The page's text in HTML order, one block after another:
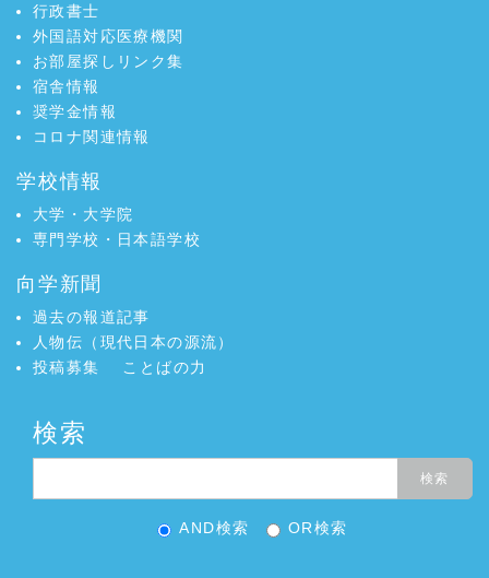
行政書士
外国語対応医療機関
お部屋探しリンク集
宿舎情報
奨学金情報
コロナ関連情報
学校情報
大学・大学院
専門学校・日本語学校
向学新聞
過去の報道記事
人物伝（現代日本の源流）
投稿募集
ことばの力
検索
AND検索 OR検索